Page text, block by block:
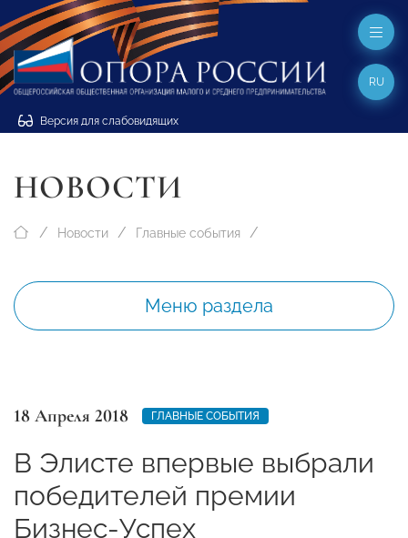
Версия для слабовидящих
RU
НОВОСТИ
Новости Главные события
Меню раздела
18 Апреля 2018 ГЛАВНЫЕ СОБЫТИЯ
В Элисте впервые выбрали
победителей премии
Бизнес-Успех